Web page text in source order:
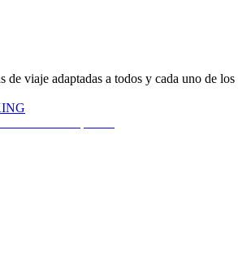
de viaje adaptadas a todos y cada uno de los